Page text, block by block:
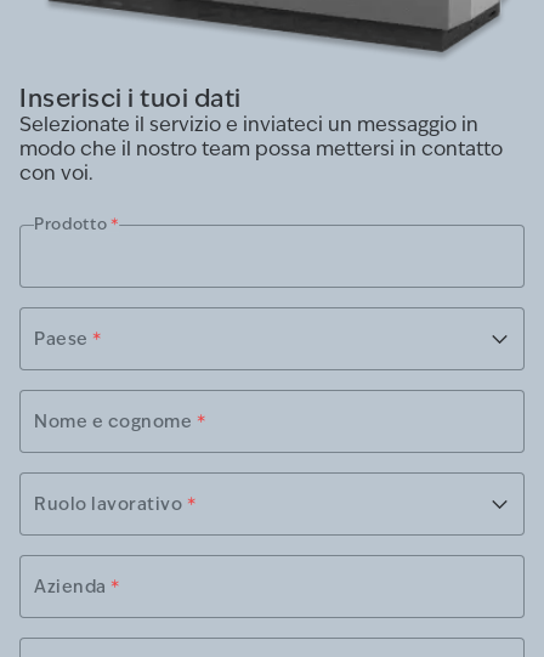
Inserisci i tuoi dati
Selezionate il servizio e inviateci un messaggio in
modo che il nostro team possa mettersi in contatto
con voi.
Prodotto*
Paese *
Nome e cognome *
Ruolo lavorativo *
Azienda *